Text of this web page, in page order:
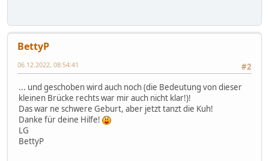
BettyP
#2
06.12.2022, 08:54:41
... und geschoben wird auch noch (die Bedeutung von dieser
kleinen Brücke rechts war mir auch nicht klar!)!
Das war ne schwere Geburt, aber jetzt tanzt die Kuh!
Danke für deine Hilfe!
LG
BettyP